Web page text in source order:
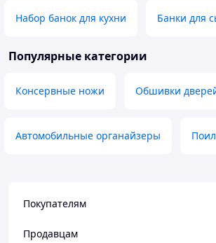
Набор банок для кухни Банки для
Популярные категории
Консервные ножи Обшивки
Автомобильные органайзеры
Покупателям
Продавцам